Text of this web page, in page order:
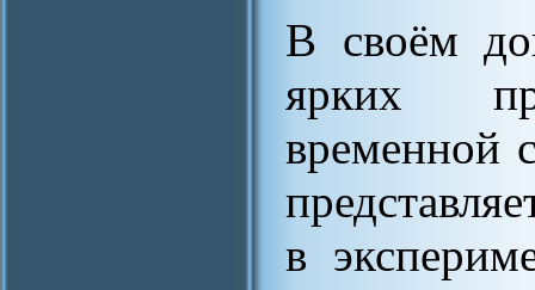
В своём
ярких
временной
в